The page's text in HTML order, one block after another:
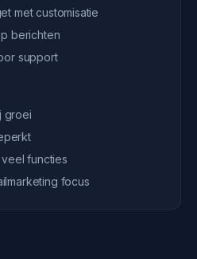
met customisatie
berichten
support
groei
functies
focus